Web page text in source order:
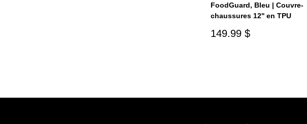
FoodGuard, Bleu | Couvre-
chaussures 12'' en TPU
149.99 $